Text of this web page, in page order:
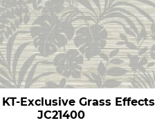
Exclusive Grass Effects
JC21400